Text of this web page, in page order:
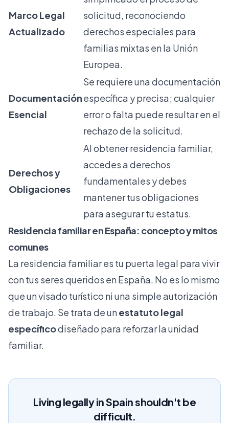
Marco Legal
Actualizado
solicitud, reconociendo
derechos especiales para
familias mixtas en la Unión
Europea.
Documentación
Esencial
Se requiere una documentación
específica y precisa; cualquier
error o falta puede resultar en el
rechazo de la solicitud.
Derechos y
Obligaciones
Al obtener residencia familiar,
accedes a derechos
fundamentales y debes
mantener tus obligaciones
para asegurar tu estatus.
Residencia familiar en España: concepto y mitos
comunes
La residencia familiar es tu puerta legal para vivir
con tus seres queridos en España. No es lo mismo
que un visado turístico ni una simple autorización
de trabajo. Se trata de unestatuto legal
específicodiseñado para reforzar la unidad
familiar.
Living legally in Spain shouldn't be
difficult.